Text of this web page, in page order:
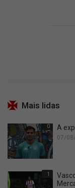
Mais lidas
0 A
07/
1